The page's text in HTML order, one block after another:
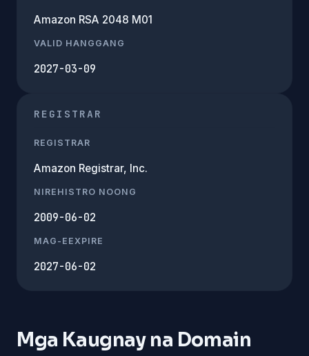
Amazon RSA 2048 M01
VALID HANGGANG
2027-03-09
REGISTRAR
REGISTRAR
Amazon Registrar, Inc.
NIREHISTRO NOONG
2009-06-02
MAG-EEXPIRE
2027-06-02
Mga Kaugnay na Domain